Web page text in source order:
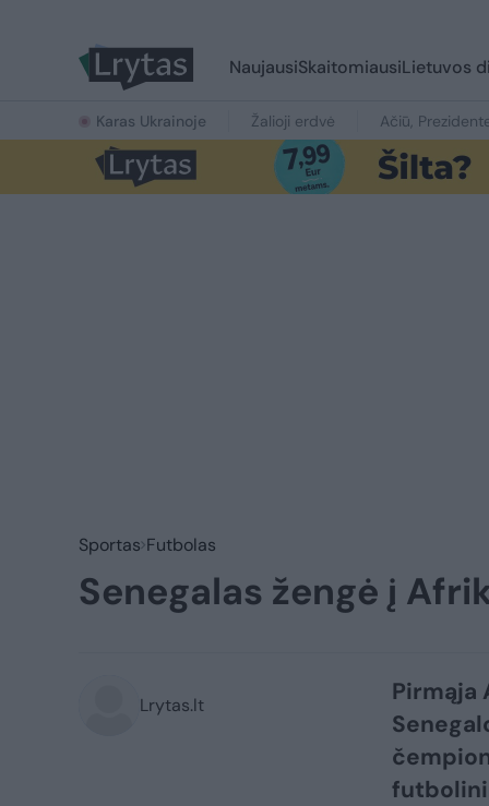
NaujausiSkaitomiausiLietuvos
Karas Ukrainoje Žalioji erdvė Ačiū,
Sportas Futbolas
Senegalas žengė į
Lrytas.lt
Pirmąja